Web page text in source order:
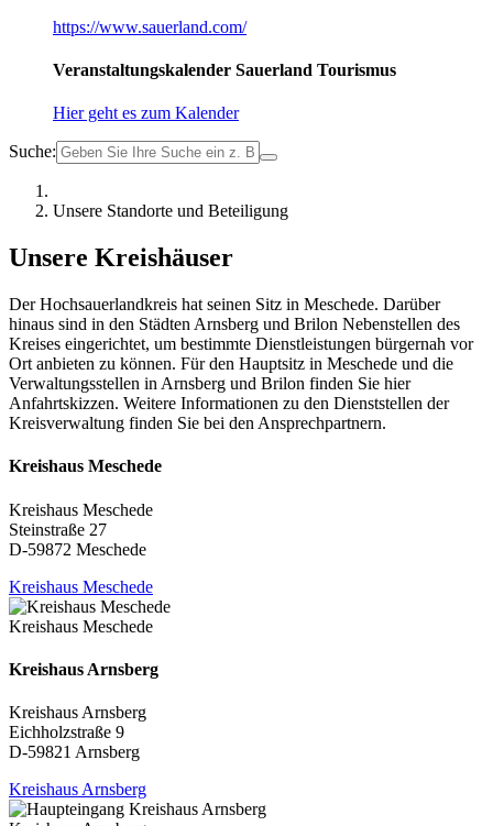
https://www.sauerland.com/
Veranstaltungskalender Sauerland Tourismus
Hier geht es zum Kalender
Suche:
Unsere Standorte und Beteiligung
Unsere Kreishäuser
Der Hochsauerlandkreis hat seinen Sitz in Meschede. Darüber
hinaus sind in den Städten Arnsberg und Brilon Nebenstellen des
Kreises eingerichtet, um bestimmte Dienstleistungen bürgernah vor
Ort anbieten zu können. Für den Hauptsitz in Meschede und die
Verwaltungsstellen in Arnsberg und Brilon finden Sie hier
Anfahrtskizzen. Weitere Informationen zu den Dienststellen der
Kreisverwaltung finden Sie bei den Ansprechpartnern.
Kreishaus Meschede
Kreishaus Meschede
Steinstraße 27
D-59872 Meschede
Kreishaus Meschede
Kreishaus Meschede
Kreishaus Arnsberg
Kreishaus Arnsberg
Eichholzstraße 9
D-59821 Arnsberg
Kreishaus Arnsberg